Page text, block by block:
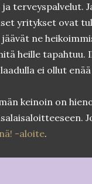
terveyspalvelut.
yritykset ovat
ne
heille
ei ollut
keinoin on
-aloite.